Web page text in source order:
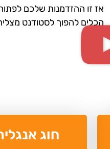
אז זו ההזדמנות שלכם
הכלים להפוך לסטודנט
חוג